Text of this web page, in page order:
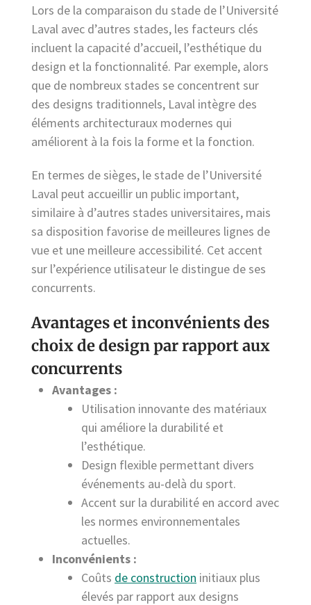
Lors de la comparaison du stade de l’Université
Laval avec d’autres stades, les facteurs clés
incluent la capacité d’accueil, l’esthétique du
design et la fonctionnalité. Par exemple, alors
que de nombreux stades se concentrent sur
des designs traditionnels, Laval intègre des
éléments architecturaux modernes qui
améliorent à la fois la forme et la fonction.
En termes de sièges, le stade de l’Université
Laval peut accueillir un public important,
similaire à d’autres stades universitaires, mais
sa disposition favorise de meilleures lignes de
vue et une meilleure accessibilité. Cet accent
sur l’expérience utilisateur le distingue de ses
concurrents.
Avantages et inconvénients des
choix de design par rapport aux
concurrents
Avantages :
Utilisation innovante des matériaux
qui améliore la durabilité et
l’esthétique.
Design flexible permettant divers
événements au-delà du sport.
Accent sur la durabilité en accord avec
les normes environnementales
actuelles.
Inconvénients :
Coûts de construction initiaux plus
élevés par rapport aux designs